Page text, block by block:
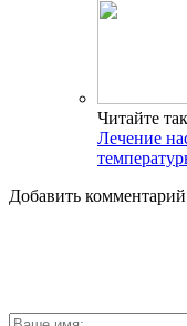
Читайте
Лечение
Добавить комментарий